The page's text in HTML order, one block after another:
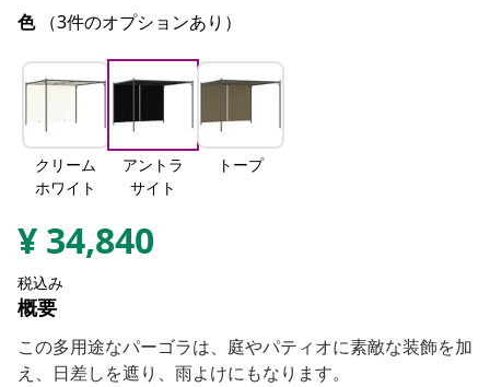
色 （3件のオプションあり）
クリーム
ホワイト
アントラ
サイト
トープ
¥ 34,840
税込み
概要
この多用途なパーゴラは、庭やパティオに素敵な装飾を加
え、日差しを遮り、雨よけにもなります。